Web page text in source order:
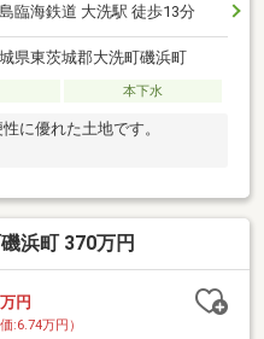
臨海鉄道 大洗駅 徒歩13分
県東茨城郡大洗町磯浜町
本下水
に優れた土地です。
浜町 370万円
万円
:6.74万円）